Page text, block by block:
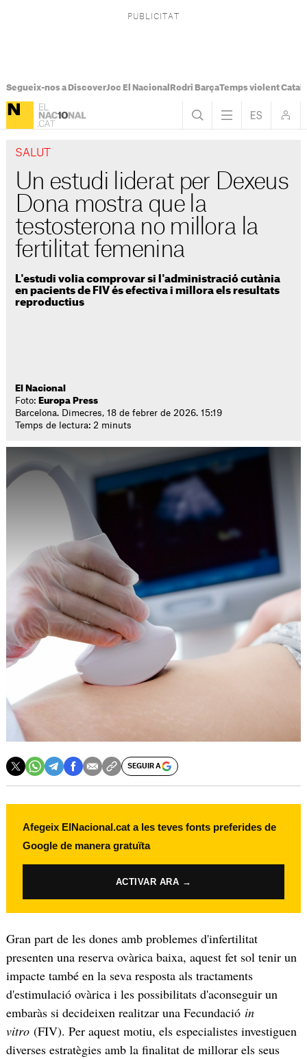
Segueix-nos a DiscoverJoc El Nacional Rodri BarçaTemps violent
SALUT
Un estudi liderat per Dexeus
Dona mostra que la
testosterona no millora la
fertilitat femenina
L'estudi volia comprovar si l'administració cutània
en pacients de FIV és efectiva i millora els resultats
reproductius
El Nacional
Foto: Europa Press
Barcelona. Dimecres, 18 de febrer de 2026. 15:19
Temps de lectura: 2 minuts
SEGUIR A
Afegeix ElNacional.cat a les teves fonts preferides de
Google de manera gratuïta
ACTIVAR ARA →
Gran part de les dones amb problemes d'infertilitat
presenten una reserva ovàrica baixa, aquest fet sol tenir un
impacte també en la seva resposta als tractaments
d'estimulació ovàrica i les possibilitats d'aconseguir un
embaràs si decideixen realitzar una Fecundació in
vitro(FIV). Per aquest motiu, els especialistes investiguen
diverses estratègies amb la finalitat de millorar els seus